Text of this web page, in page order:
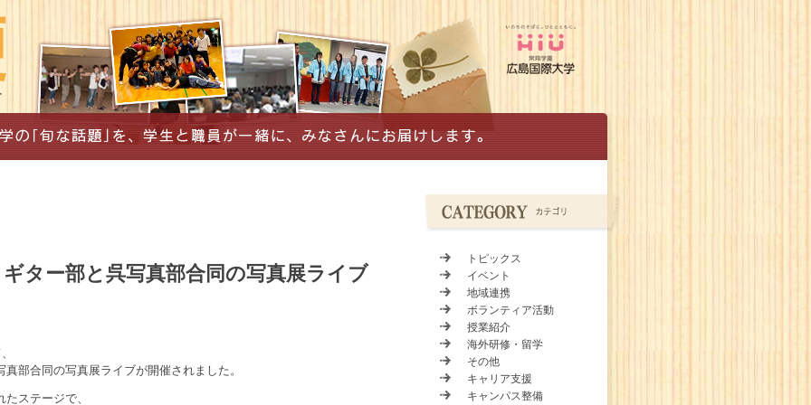
ター部と呉写真部合同の写真展ライブ
部合同の写真展ライブが開催されました。
ステージで、
トピックス
イベント
地域連携
ボランティア活動
授業紹介
海外研修・留学
その他
キャリア支援
キャンパス整備